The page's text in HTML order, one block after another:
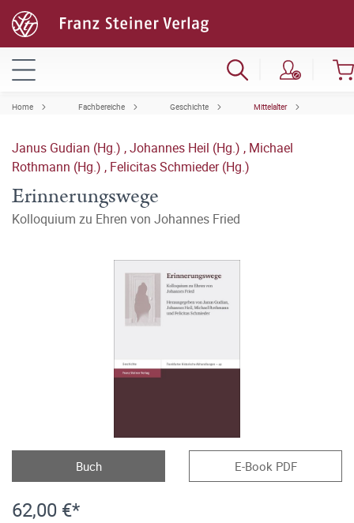
Home Fachbereiche Geschichte Mittelalter
Janus Gudian (Hg.) ,Johannes Heil (Hg.) , Michael
Rothmann (Hg.) , Felicitas Schmieder (Hg.)
Erinnerungswege
Kolloquium zu Ehren von Johannes Fried
Buch E-Book PDF
62,00 €*